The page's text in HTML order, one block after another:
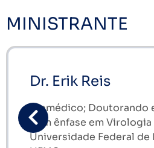
MINISTRANTE
Dr. Erik Reis
Biomédico; Doutorando
com ênfase em Virologia
Universidade Federal de